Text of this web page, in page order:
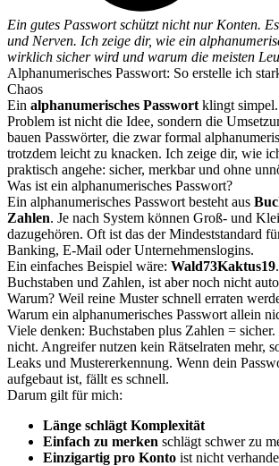
Ein gutes Passwort schützt nicht nur Konten.
und Nerven. Ich zeige dir, wie ein
wirklich sicher wird und warum die meisten
Alphanumerisches Passwort: So erstelle ich
Chaos
Ein alphanumerisches Passwort klingt
Problem ist nicht die Idee, sondern die
bauen Passwörter, die zwar formal
trotzdem leicht zu knacken. Ich zeige dir, wie
praktisch angehe: sicher, merkbar und ohne
Was ist ein alphanumerisches Passwort?
Ein alphanumerisches Passwort besteht aus
Zahlen. Je nach System können Groß- und
dazugehören. Oft ist das der Mindeststandard
Banking, E-Mail oder Unternehmenslogins.
Ein einfaches Beispiel wäre: Wald73Kaktus19
Buchstaben und Zahlen, ist aber noch nicht
Warum? Weil reine Muster schnell erraten
Warum ein alphanumerisches Passwort allein
Viele denken: Buchstaben plus Zahlen = sicher.
nicht. Angreifer nutzen kein Rätselraten mehr,
Leaks und Mustererkennung. Wenn dein
aufgebaut ist, fällt es schnell.
Darum gilt für mich:
Länge schlägt Komplexität
Einfach zu merken schlägt schwer zu
Einzigartig pro Konto ist nicht